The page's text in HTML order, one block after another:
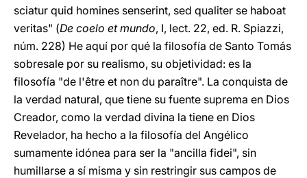
sciatur quid homines senserint, sed qualiter se haboat
veritas" (De coelo et mundo, I, lect. 22, ed. R. Spiazzi,
núm. 228) He aquí por qué la filosofía de Santo Tomás
sobresale por su realismo, su objetividad: es la
filosofía "de l'être et non du paraître". La conquista de
la verdad natural, que tiene su fuente suprema en Dios
Creador, como la verdad divina la tiene en Dios
Revelador, ha hecho a la filosofía del Angélico
sumamente idónea para ser la "ancilla fidei", sin
humillarse a sí misma y sin restringir sus campos de